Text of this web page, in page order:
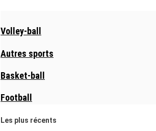
Volley-ball
Autres sports
Basket-ball
Football
Les plus récents